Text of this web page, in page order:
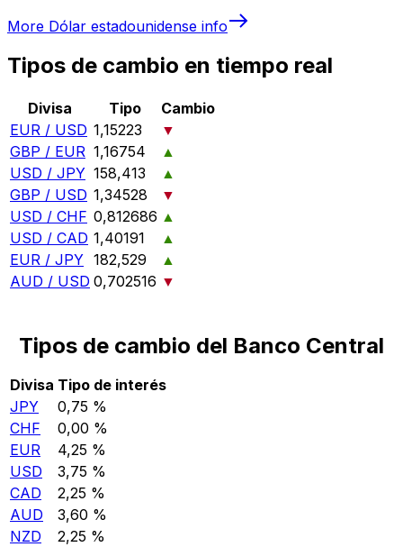
More Dólar estadounidense info
Tipos de cambio en tiempo real
Divisa Tipo
Cambio
EUR / USD 1,15223
▼
GBP / EUR 1,16754
▲
USD / JPY 158,413
▲
GBP / USD 1,34528
▼
USD / CHF 0,812686 ▲
USD / CAD 1,40191
▲
EUR / JPY 182,529
▲
AUD / USD 0,702516 ▼
Tipos de cambio del Banco Central
Divisa Tipo de interés
JPY
0,75 %
CHF
0,00 %
EUR
4,25 %
USD
3,75 %
CAD
2,25 %
AUD
3,60 %
NZD
2,25 %